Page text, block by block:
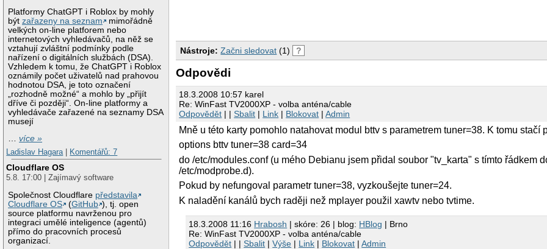
Platformy ChatGPT i Roblox by mohly
býtzařazeny na seznam
mimořádně
velkých on-line platforem nebo
internetových vyhledávačů, na něž se
vztahují zvláštní podmínky podle
nařízení o digitálních službách (DSA).
Vzhledem k tomu, že ChatGPT i Roblox
oznámily počet uživatelů nad prahovou
hodnotou DSA, je toto označení
„rozhodně možné“ a mohlo by „přijít
dříve či později“. On-line platformy a
vyhledávače zařazené na seznamy DSA
musejí
…více »
Ladislav Hagara
Komentářů: 7
Cloudflare OS
5.8. 17:00 | Zajímavý software
Společnost Cloudflare představila
Cloudflare OS
(GitHub ), tj. open
source platformu navrženou pro
integraci umělé inteligence (agentů)
přímo do pracovních procesů
organizací.
Nástroje: Začni sledovat (1) ?
Odpovědi
18.3.2008 10:57 karel
Re: WinFast TV2000XP - volba anténa/cable
Odpovědět | |Sbalit | Link | Blokovat |Admin
Mně u této karty pomohlo natahovat modul bttv s parametrem tuner=38. K tomu stačí
options bttv tuner=38 card=34
do /etc/modules.conf (u mého Debianu jsem přidal soubor "tv_karta" s tímto řádkem
/etc/modprobe.d).
Pokud by nefungoval parametr tuner=38, vyzkoušejte tuner=24.
K naladění kanálů bych raději než mplayer použil xawtv nebo tvtime.
18.3.2008 11:16 Hrabosh | skóre: 26 | blog: HBlog | Brno
Re: WinFast TV2000XP - volba anténa/cable
Odpovědět | |Sbalit |Výše | Link | Blokovat |Admin